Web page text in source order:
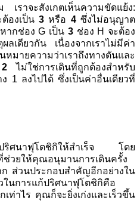
ราจะสังเกตเห็นความขัดแย้ง:
องเป็น3 หรือ 4ซึ่งไม่อนุญาต
ากช่อง G เป็น 3ช่อง H จะต้อง
ลเดียวกัน เนื่องจากเราไม่มีค่า
มายความว่าเราถึงทางตันและ
2ไม่ใช่การเดินที่ถูกต้องสำหรับ
1 ลงไปได้ ซึ่งเป็นค่าอื่นเดียวที่
ก้ปริศนาฟุโตชิกิให้สำเร็จ โดย
วยให้คุณอนุมานการเดินครั้ง
ส่วนประกอบสำคัญอีกอย่างใน
ในการแก้ปริศนาฟุโตชิกิคือ
ท่าไร คุณก็จะยิ่งเก่งและเร็วขึ้น